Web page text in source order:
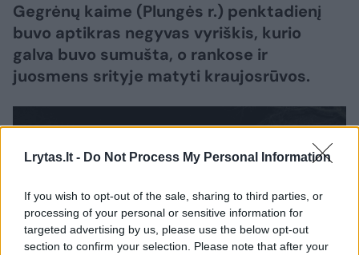
Lrytas.lt - Do Not Process My Personal Information
If you wish to opt-out of the sale, sharing to third parties, or
processing of your personal or sensitive information for
targeted advertising by us, please use the below opt-out
section to confirm your selection. Please note that after your
Gegrėnų kaime (Plungės r.) penktadienį
buvo aptikras negyvas vyriškis, kurio
galva buvo sumušta, o rankose ir
juosmens srityje matyti kraujosrūvos.